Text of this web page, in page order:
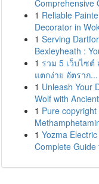
Comprehensive
1 Reliable
Decorator in
1 Serving
Bexleyheath :
1 รวม 5 เว็บไซต์
แตกง่าย อัตราก...
1 Unleash Your
Wolf with
1 Pure copyright
1 Yozma
Complete Guide